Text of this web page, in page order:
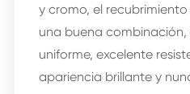
y cromo, el
una buena
uniforme, excelente
apariencia brillante y